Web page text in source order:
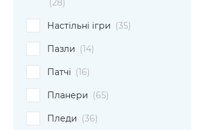
(28)
Настільні ігри (35)
Пазли (14)
Патчі (16)
Планери (65)
Пледи (36)